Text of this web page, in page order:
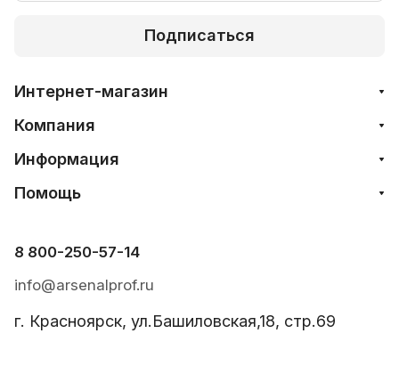
Подписаться
Интернет-магазин
Компания
Информация
Помощь
8 800-250-57-14
info@arsenalprof.ru
г. Красноярск, ул.Башиловская,18, стр.69